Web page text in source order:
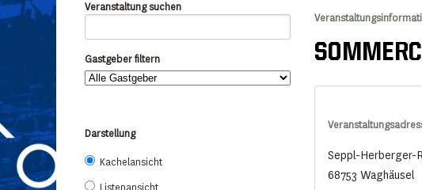
Veranstaltung suchen
Gastgeber filtern
Darstellung
Kachelansicht
Seppl-Herberger-
68753 Waghäusel